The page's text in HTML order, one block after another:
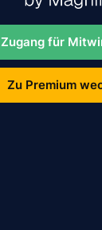
Zugang für
Zu Premium